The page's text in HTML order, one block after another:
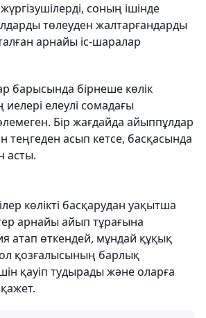
соның ішінде
төлеуден жалтарғандарды
арнайы іс-шаралар
барысында бірнеше көлік
елеулі сомадағы
Бір жағдайда айыппұлдар
теңгеден асып кетсе, басқасында
асты.
көлікті басқарудан уақытша
арнайы айып тұрағына
атап өткендей, мұндай құқық
қозғалысының барлық
қауіп тудырады және оларға